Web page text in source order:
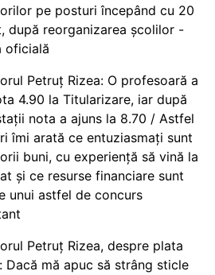
pe posturi începând cu 20
după reorganizarea școlilor -
oficială
Petruț Rizea: O profesoară a
4.90 la Titularizare, iar după
nota a ajuns la 8.70 / Astfel
îmi arată ce entuziasmați sunt
buni, cu experiență să vină la
și ce resurse financiare sunt
unui astfel de concurs
Petruț Rizea, despre plata
Dacă mă apuc să strâng sticle